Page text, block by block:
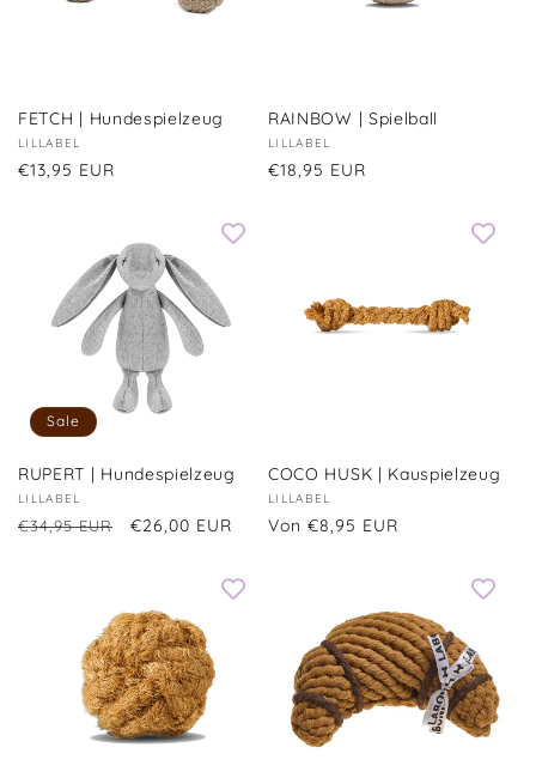
FETCH | Hundespielzeug
Anbieter:
LILLABEL
Normaler
€13,95 EUR
RAINBOW | Spielball
Anbieter:
LILLABEL
Normaler
€18,95 EUR
Sale
RUPERT | Hundespielzeug
Anbieter:
LILLABEL
Normaler
€34,95 EUR Verkaufspreis
€26,00 EUR
COCO HUSK | Kauspielzeug
Anbieter:
LILLABEL
Normaler
Von €8,95 EUR